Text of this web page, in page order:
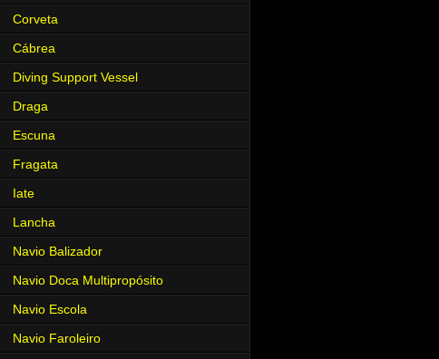
Corveta
Cábrea
Diving Support Vessel
Draga
Escuna
Fragata
Iate
Lancha
Navio Balizador
Navio Doca Multipropósito
Navio Escola
Navio Faroleiro